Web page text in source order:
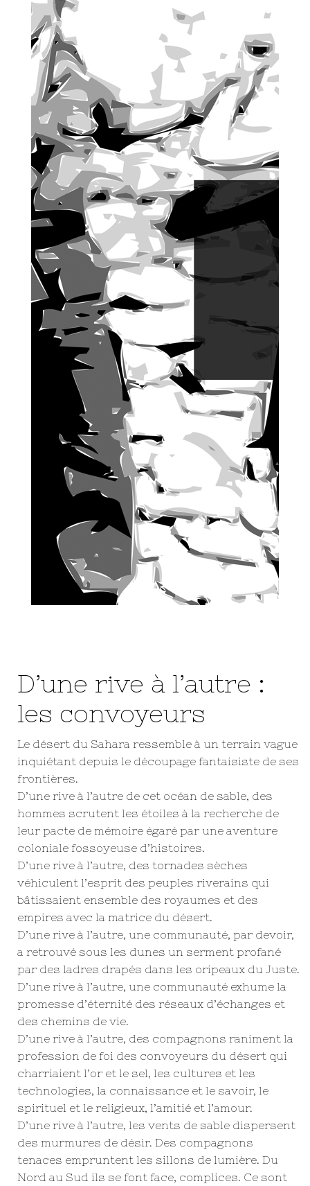
D’une rive à l’autre :
les convoyeurs
Le désert du Sahara ressemble à un terrain vague
inquiétant depuis le découpage fantaisiste de ses
frontières.
D’une rive à l’autre de cet océan de sable, des
hommes scrutent les étoiles à la recherche de
leur pacte de mémoire égaré par une aventure
coloniale fossoyeuse d’histoires.
D’une rive à l’autre, des tornades sèches
véhiculent l’esprit des peuples riverains qui
bâtissaient ensemble des royaumes et des
empires avec la matrice du désert.
D’une rive à l’autre, une communauté, par devoir,
a retrouvé sous les dunes un serment profané
par des ladres drapés dans les oripeaux du Juste.
D’une rive à l’autre, une communauté exhume la
promesse d’éternité des réseaux d’échanges et
des chemins de vie.
D’une rive à l’autre, des compagnons raniment la
profession de foi des convoyeurs du désert qui
charriaient l’or et le sel, les cultures et les
technologies, la connaissance et le savoir, le
spirituel et le religieux, l’amitié et l’amour.
D’une rive à l’autre, les vents de sable dispersent
des murmures de désir. Des compagnons
tenaces empruntent les sillons de lumière. Du
Nord au Sud ils se font face, complices. Ce sont